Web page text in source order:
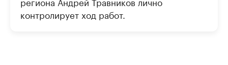
контролирует ход работ.